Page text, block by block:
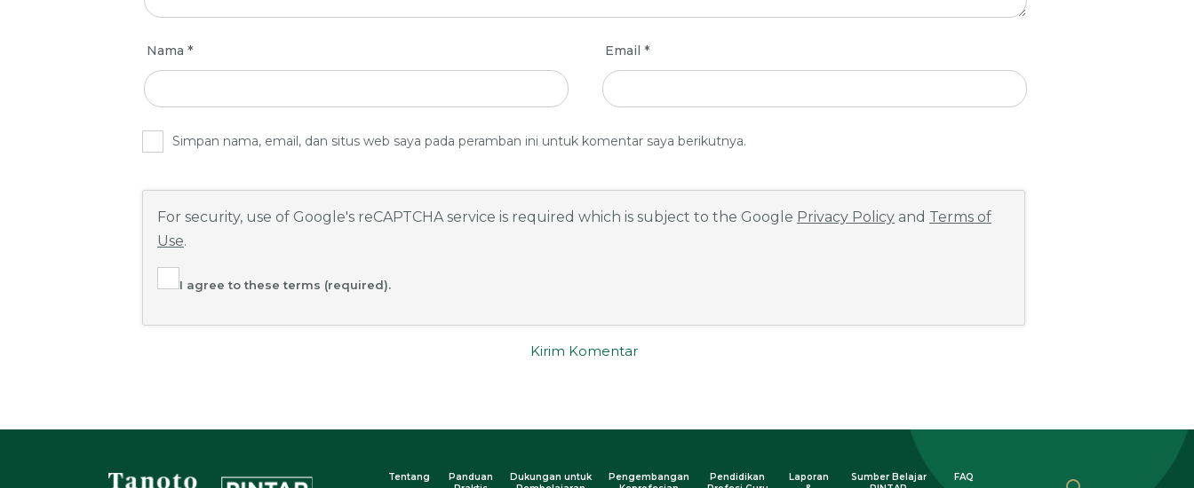
Nama * Email *
Simpan nama, email, dan situs web saya pada peramban ini untuk komentar saya berikutnya.
For security, use of Google's reCAPTCHA service is required which is subject to the Google Privacy Policy and Terms of
Use.
I agree to these terms (required).
Tentang
Panduan
Dukungan untuk
Pengembangan
Pendidikan
Laporan
Sumber Belajar
FAQ